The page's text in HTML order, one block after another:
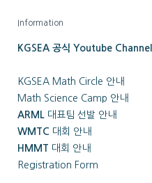
Information
KGSEA 공식 Youtube Channel
KGSEA Math Circle 안내
Math Science Camp 안내
ARML 대표팀 선발 안내
WMTC 대회 안내
HMMT 대회 안내
Registration Form